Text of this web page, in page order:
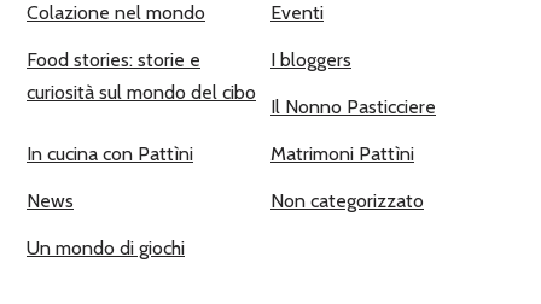
Colazione nel mondo Eventi
Food stories: storie e
curiosità sul mondo del cibo
I bloggers
Il Nonno Pasticciere
In cucina con Pattìni Matrimoni Pattìni
News Non categorizzato
Un mondo di giochi